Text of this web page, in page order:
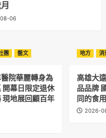
06
團 藝文
院華麗轉身為
開幕日限定退休
現地展回顧百年
地方 消
高雄大
品品牌
同的食
2026-